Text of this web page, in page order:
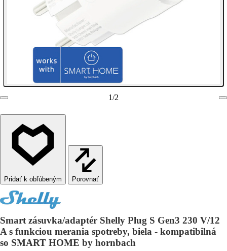
1/2
Porovnať
Smart zásuvka/adaptér Shelly Plug S Gen3 230 V/12
A s funkciou merania spotreby, biela - kompatibilná
so SMART HOME by hornbach